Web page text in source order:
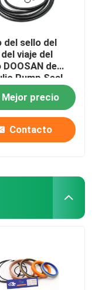
del sello del
viaje del
de
Pump Seal
DX225
Mejor precio
Contacto